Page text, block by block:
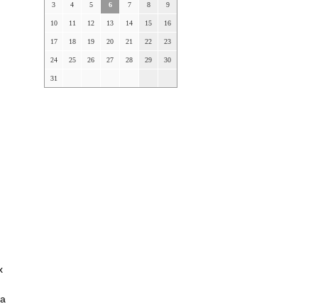
3 4 5 6 7 8 9
10 11 12 13 14 15 16
17 18 19 20 21 22 23
24 25 26 27 28 29 30
31